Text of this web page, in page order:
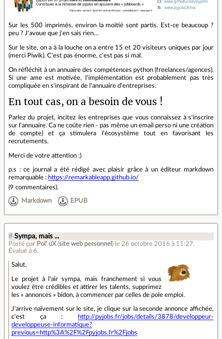
Sur les 500 imprimés, environ la moitié sont partis. Est-ce beaucoup ?
peu ? J'avoue que j'en sais rien…
Sur le site, on a à la louche on a entre 15 et 20 visiteurs uniques par jour
(merci Piwik). C'est pas énorme, c'est pas si mal.
On réfléchit à un annuaire des compétences python (freelances/agences).
Si une ame est motivée, l'implémentation est probablement pas très
compliquée en s'inspirant de l'annuaire d'entreprises.
En tout cas, on a besoin de vous !
Parlez du projet, incitez les entreprises que vous connaissez à s'inscrire
sur l'annuaire. Ca ne coûte rien - pas même un email perso ni une création
de compte) et ça stimulera l'écosystème tout en favorisant les
recrutements.
Merci de votre attention :)
p.s : ce journal a été rédigé avec plaisir grâce à un éditeur markdown
remarquable : https://remarkableapp.github.io/
(9 commentaires).
Markdown EPUB
# Sympa, mais ...
Posté par Pol' uX (site web personnel ) le 26 octobre 2016 à 11:27.
Évalué à 6.
Salut,
Le projet à l'air sympa, mais franchement si vous
voulez être crédibles et attirer les talents, supprimez
les « annonces » bidon, à commencer par celles de pole emploi.
J'arrive naïvement sur le site, je clique sur la seconde annonce affichée,
c'est ça :
http://pyjobs.fr/jobs/details/3878/developpeur-
developpeuse-informatique?
previous=http%3A%2F%2Fpyjobs.fr%2Fjobs